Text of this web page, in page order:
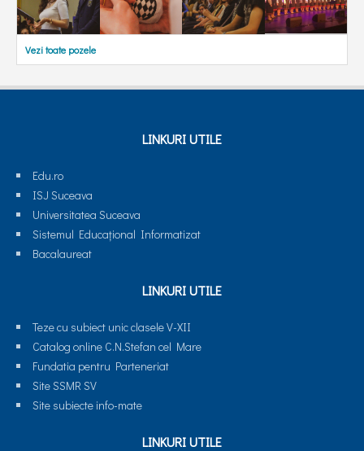
Vezi toate pozele
LINKURI UTILE
Edu.ro
ISJ Suceava
Universitatea Suceava
Sistemul Educaţional Informatizat
Bacalaureat
LINKURI UTILE
Teze cu subiect unic clasele V-XII
Catalog online C.N.Stefan cel Mare
Fundatia pentru Parteneriat
Site SSMR SV
Site subiecte info-mate
LINKURI UTILE